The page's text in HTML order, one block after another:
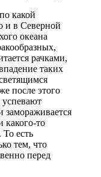
какой
и в Северной
океана
рачками,
таких
после этого
успевают
замораживается
какого-то
То есть
тем, что
перед